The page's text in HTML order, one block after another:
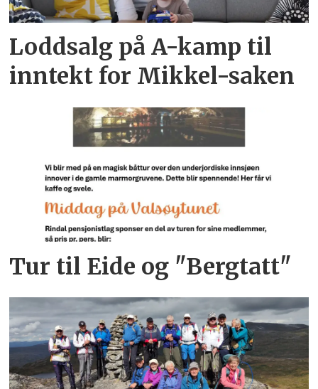
Loddsalg på A-kamp til
inntekt for Mikkel-saken
Tur til Eide og "Bergtatt"